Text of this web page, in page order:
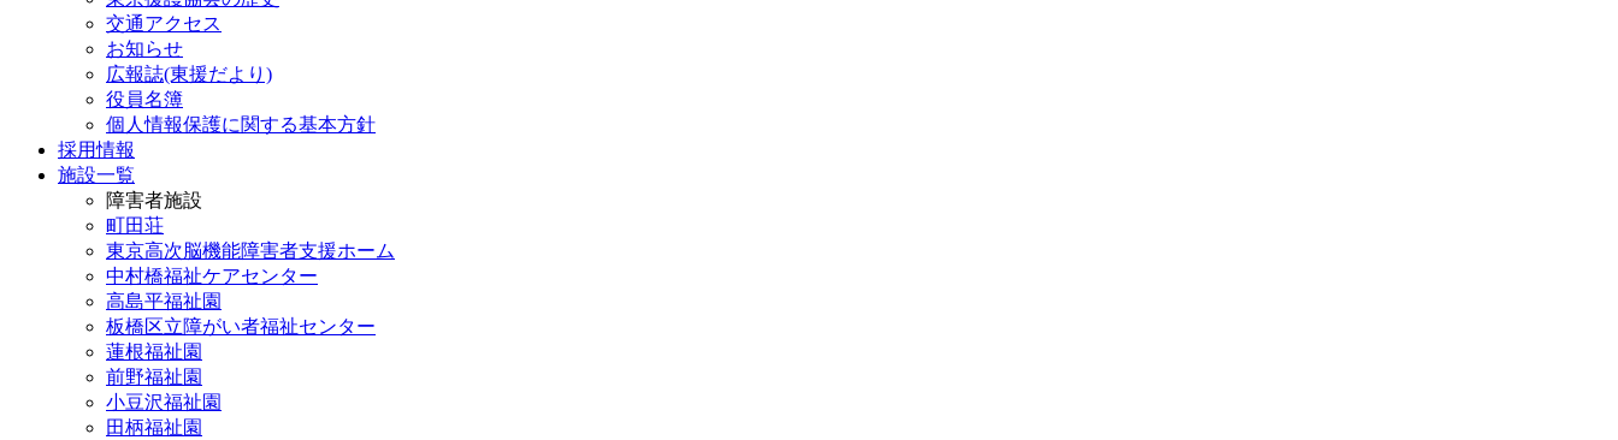
交通アクセス
お知らせ
広報誌(東援だより)
役員名簿
個人情報保護に関する基本方針
採用情報
施設一覧
障害者施設
町田荘
東京高次脳機能障害者支援ホーム
中村橋福祉ケアセンター
高島平福祉園
板橋区立障がい者福祉センター
蓮根福祉園
前野福祉園
小豆沢福祉園
田柄福祉園